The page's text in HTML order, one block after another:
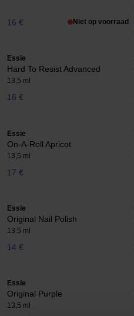
16 € Niet op voorraad
Essie
Hard To Resist Advanced
13,5 ml
16 €
Essie
On-A-Roll Apricot
13,5 ml
17 €
Essie
Original Nail Polish
13.5 ml
14 €
Essie
Original Purple
13,5 ml